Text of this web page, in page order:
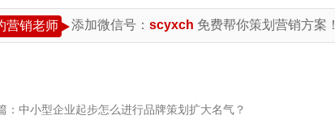
营销老师 添加微信号： scyxch 免费帮你策划营销方案！
： 中小型企业起步怎么进行品牌策划扩大名气？